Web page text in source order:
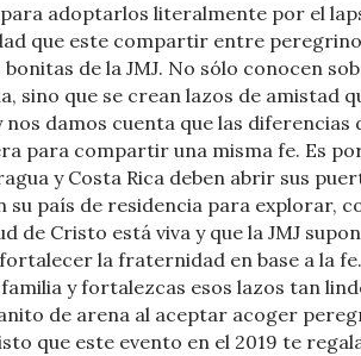
adoptarlos literalmente por el
que este compartir entre peregrino
de la JMJ. No sólo conocen
sino que se crean lazos de amistad
nos damos cuenta que las diferencias
para compartir una misma fe. Es
y Costa Rica deben abrir sus
su país de residencia para explorar,
de Cristo está viva y que la JMJ
la fraternidad en base a la
y fortalezcas esos lazos tan
de arena al aceptar acoger
que este evento en el 2019 te